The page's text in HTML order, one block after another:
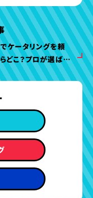
ケータリングを頼
どこ？プロが選ばれ
ナッツケータリング